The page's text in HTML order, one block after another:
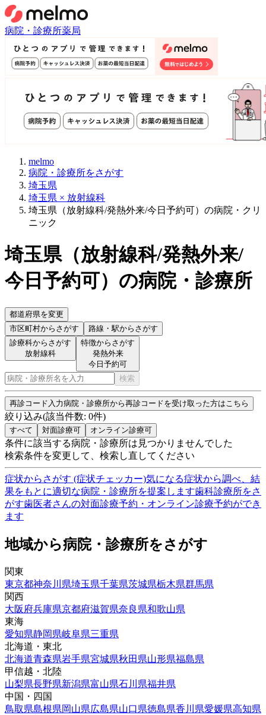
病院・診療所薬局
melmo
病院・診療所をさがす
埼玉県
埼玉県 × 放射線科
埼玉県（放射線科/発熱外来/今日予約可）の病院・クリ
ニック
埼玉県（放射線科/発熱外来/
今日予約可） の病院・診療所
都道府県を変更
市区町村からさがす 路線・駅からさがす
診療科からさがす
放射線科
特徴からさがす
発熱外来
今日予約可
検索
再診コード入力病院・診療所から再診コードを受け取った方はこちら
絞り込み(該当件数: 0件)
すべて 対面診療可 オンライン診療可
条件に該当する病院・診療所は見つかりませんでした
検索条件を変更して、検索し直してください
症状からさがす (症状チェッカー)気になる症状から調べ、結
果をもとに適切な病院・診療所を提案します歯科診療所をさ
がす歯医者さんの対面診療予約・オンライン診療予約ができ
ます
地域から病院・診療所をさがす
関東
東京都神奈川県埼玉県千葉県茨城県栃木県群馬県
関西
大阪府兵庫県京都府滋賀県奈良県和歌山県
東海
愛知県静岡県岐阜県三重県
北海道・東北
北海道青森県岩手県宮城県秋田県山形県福島県
甲信越・北陸
山梨県長野県新潟県富山県石川県福井県
中国・四国
鳥取県島根県岡山県広島県山口県徳島県香川県愛媛県高知県